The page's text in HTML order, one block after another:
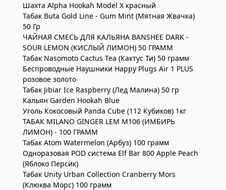
Шахта Alpha Hookah Model X красный
Табак Buta Gold Line - Gum Mint (Мятная Жвачка)
50 Гр
ЧАЙНАЯ СМЕСЬ ДЛЯ КАЛЬЯНА BANSHEE DARK -
SOUR LEMON (КИСЛЫЙ ЛИМОН) 50 ГРАММ
Табак Nasomoto Cactus Tea (Кактус Ти) 50 грамм
Беспроводные Наушники Happy Plugs Air 1 PLUS
розовое золото
Табак Jibiar Ice Raspberry (Лед Малина) 50 гр
Кальян Garden Hookah Blue
Уголь Кокосовый Panda Cube (112 Кубиков) 1кг
ТАБАК MILANO GINGER LEM M106 (ИМБИРЬ
ЛИМОН) - 100 ГРАММ
Табак Atom Watermelon (Арбуз) 100 грамм
Одноразовая POD система Elf Bar 800 Apple Peach
(Яблоко Персик)
Табак Unity Urban Collection Cranberry Mors
(Клюква Морс) 100 грамм